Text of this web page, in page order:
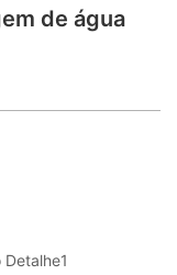
de água
Detalhe1